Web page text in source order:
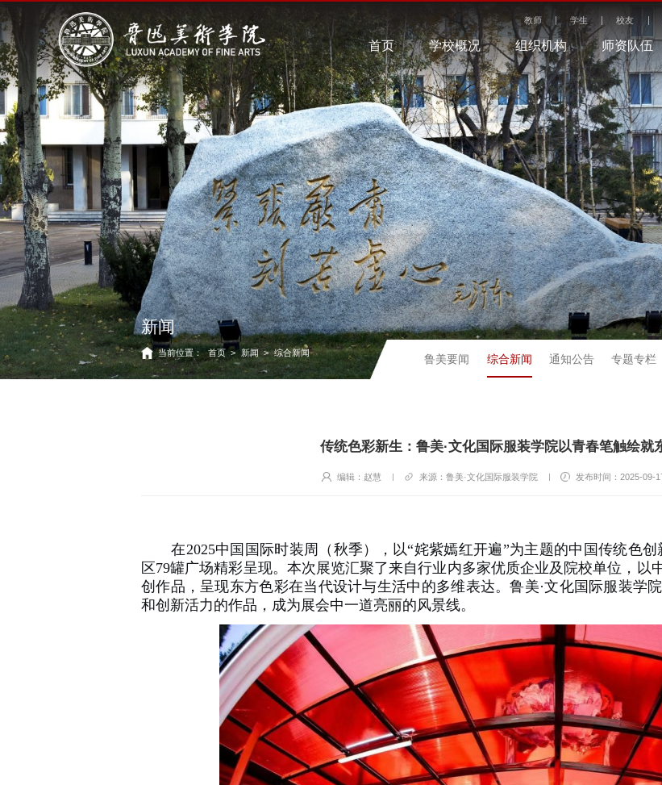
教师 学生 校友
首页 学校概况 组织机构 师资队伍
新闻
当前位置： 首页 > 新闻 > 综合新闻
鲁美要闻 综合新闻 通知公告 专题专栏
传统色彩新生：鲁美·文化国际服装学院以青春笔触绘就
编辑：赵慧 | 来源：鲁美·文化国际服装学院 | 发布时间：2025-09-
在2025中国国际时装周（秋季），以“姹紫嫣红开遍”为主题的中国传统色创
区79罐广场精彩呈现。本次展览汇聚了来自行业内多家优质企业及院校单位，以
创作品，呈现东方色彩在当代设计与生活中的多维表达。鲁美·文化国际服装学
和创新活力的作品，成为展会中一道亮丽的风景线。